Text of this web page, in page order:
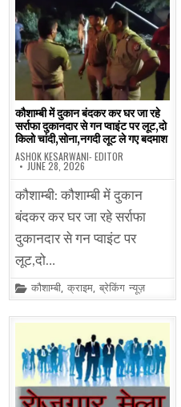
कौशाम्बी में दुकान बंदकर कर घर जा रहे
सर्राफा दुकानदार से गन प्वाइंट पर लूट,दो
किलो चांदी,सोना,नगदी लूट ले गए बदमाश
ASHOK KESARWANI- EDITOR
JUNE 28, 2026
कौशाम्बी: कौशाम्बी में दुकान
बंदकर कर घर जा रहे सर्राफा
दुकानदार से गन प्वाइंट पर
लूट,दो…
Posted
in
कौशाम्बी,क्राइम,ब्रेकिंग न्यूज़